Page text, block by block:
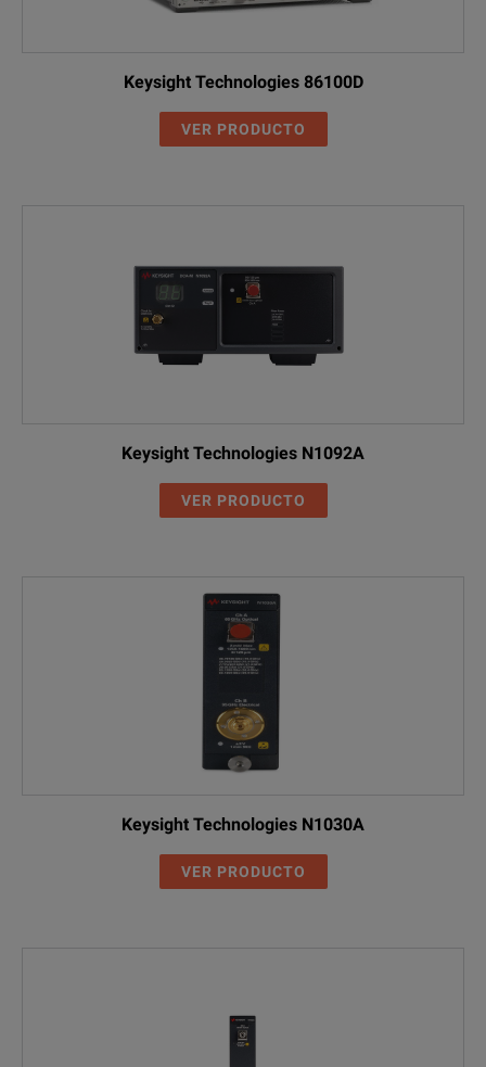
Keysight Technologies 86100D
VER PRODUCTO
Keysight Technologies N1092A
VER PRODUCTO
Keysight Technologies N1030A
VER PRODUCTO